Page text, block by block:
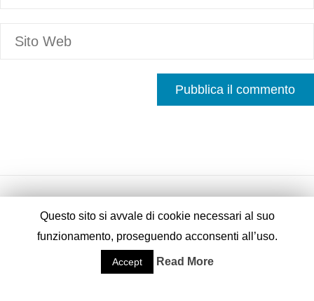
Fornito daFluida
Questo sito si avvale di cookie necessari al suo
funzionamento, proseguendo acconsenti all’uso.
Accept Read More